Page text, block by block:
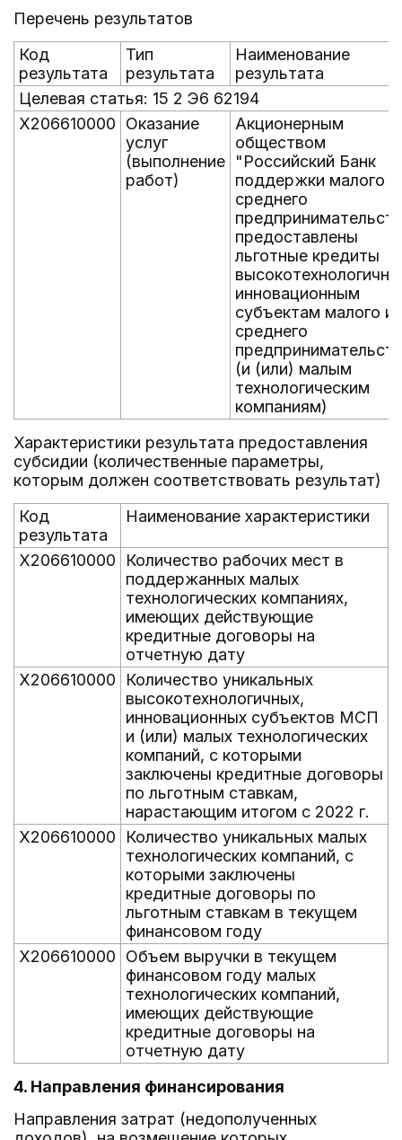
Перечень результатов
Код
результата
Тип
результата
Наименование
результата
Целевая статья: 15 2 Э6 62194
X206610000
Оказание
услуг
(выполнение
работ)
Акционерным
обществом
"Российский Банк
поддержки малого и
среднего
предоставлены
льготные кредиты
инновационным
субъектам малого и
среднего
(и (или) малым
технологическим
компаниям)
Характеристики результата предоставления
субсидии (количественные параметры,
которым должен соответствовать результат)
Код
результата
Наименование характеристики
X206610000
Количество рабочих мест в
поддержанных малых
технологических компаниях,
имеющих действующие
кредитные договоры на
отчетную дату
X206610000
Количество уникальных
высокотехнологичных,
инновационных субъектов МСП
и (или) малых технологических
компаний, с которыми
заключены кредитные договоры
по льготным ставкам,
нарастающим итогом с 2022 г.
X206610000
Количество уникальных малых
технологических компаний, с
которыми заключены
кредитные договоры по
льготным ставкам в текущем
финансовом году
X206610000
Объем выручки в текущем
финансовом году малых
технологических компаний,
имеющих действующие
кредитные договоры на
отчетную дату
4. Направления финансирования
Направления затрат (недополученных